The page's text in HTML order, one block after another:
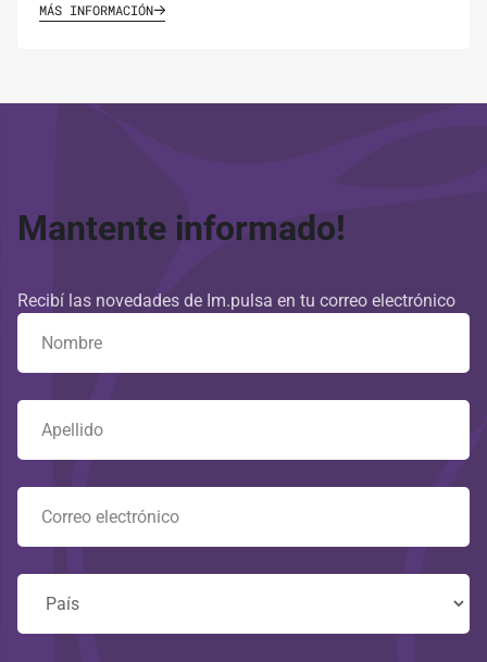
MÁS INFORMACIÓN
Mantente informado!
Recibí las novedades de Im.pulsa en tu correo electrónico